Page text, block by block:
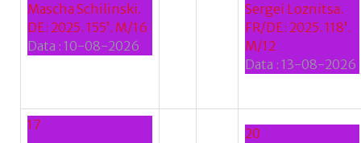
Mascha Schilinski.
DE: 2025. 155’. M/16
Data : 10-08-2026
Sergei Loznitsa.
FR/DE: 2025. 118’.
M/12
Data : 13-08-2026
17
20